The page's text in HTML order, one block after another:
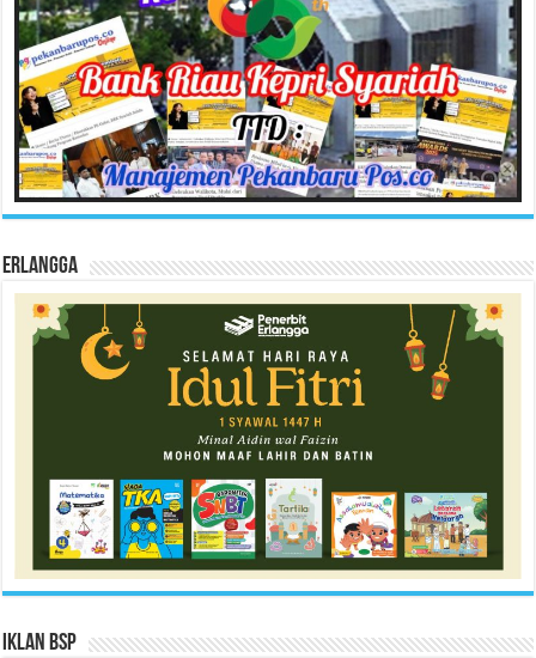
Erlangga
Iklan BSP